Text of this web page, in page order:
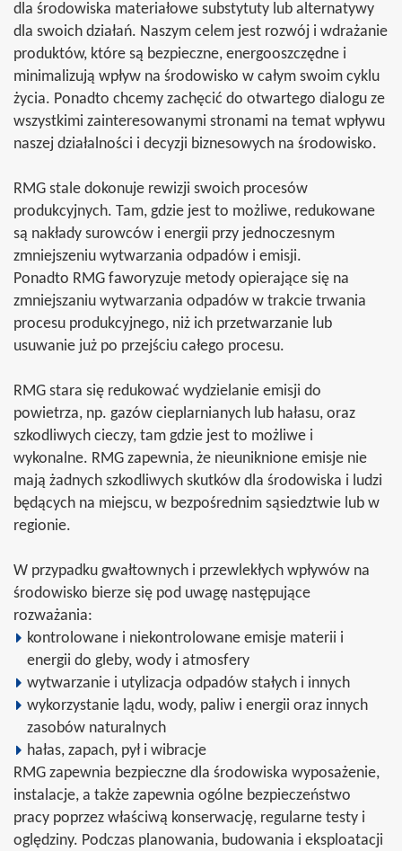
dla środowiska materiałowe substytuty lub alternatywy
dla swoich działań. Naszym celem jest rozwój i wdrażanie
produktów, które są bezpieczne, energooszczędne i
minimalizują wpływ na środowisko w całym swoim cyklu
życia. Ponadto chcemy zachęcić do otwartego dialogu ze
wszystkimi zainteresowanymi stronami na temat wpływu
naszej działalności i decyzji biznesowych na środowisko.
RMG stale dokonuje rewizji swoich procesów
produkcyjnych. Tam, gdzie jest to możliwe, redukowane
są nakłady surowców i energii przy jednoczesnym
zmniejszeniu wytwarzania odpadów i emisji.
Ponadto RMG faworyzuje metody opierające się na
zmniejszaniu wytwarzania odpadów w trakcie trwania
procesu produkcyjnego, niż ich przetwarzanie lub
usuwanie już po przejściu całego procesu.
RMG stara się redukować wydzielanie emisji do
powietrza, np. gazów cieplarnianych lub hałasu, oraz
szkodliwych cieczy, tam gdzie jest to możliwe i
wykonalne. RMG zapewnia, że nieuniknione emisje nie
mają żadnych szkodliwych skutków dla środowiska i ludzi
będących na miejscu, w bezpośrednim sąsiedztwie lub w
regionie.
W przypadku gwałtownych i przewlekłych wpływów na
środowisko bierze się pod uwagę następujące
rozważania:
kontrolowane i niekontrolowane emisje materii i
energii do gleby, wody i atmosfery
wytwarzanie i utylizacja odpadów stałych i innych
wykorzystanie lądu, wody, paliw i energii oraz innych
zasobów naturalnych
hałas, zapach, pył i wibracje
RMG zapewnia bezpieczne dla środowiska wyposażenie,
instalacje, a także zapewnia ogólne bezpieczeństwo
pracy poprzez właściwą konserwację, regularne testy i
oględziny. Podczas planowania, budowania i eksploatacji